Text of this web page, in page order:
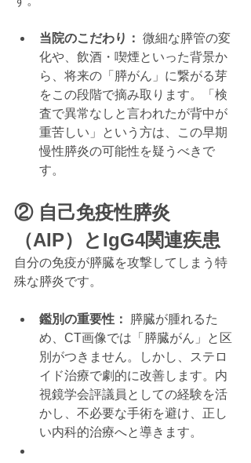
当院のこだわり： 微細な膵管の変
化や、飲酒・喫煙といった背景か
ら、将来の「膵がん」に繋がる芽
をこの段階で摘み取ります。「検
査で異常なしと言われたが背中が
重苦しい」という方は、この早期
慢性膵炎の可能性を疑うべきで
す。
② 自己免疫性膵炎
（AIP）とIgG4関連疾患
自分の免疫が膵臓を攻撃してしまう特
殊な膵炎です。
鑑別の重要性：
膵臓が腫れるた
め、CT画像では「膵臓がん」と区
別がつきません。しかし、ステロ
イド治療で劇的に改善します。内
視鏡学会評議員としての経験を活
かし、不必要な手術を避け、正し
い内科的治療へと導きます。